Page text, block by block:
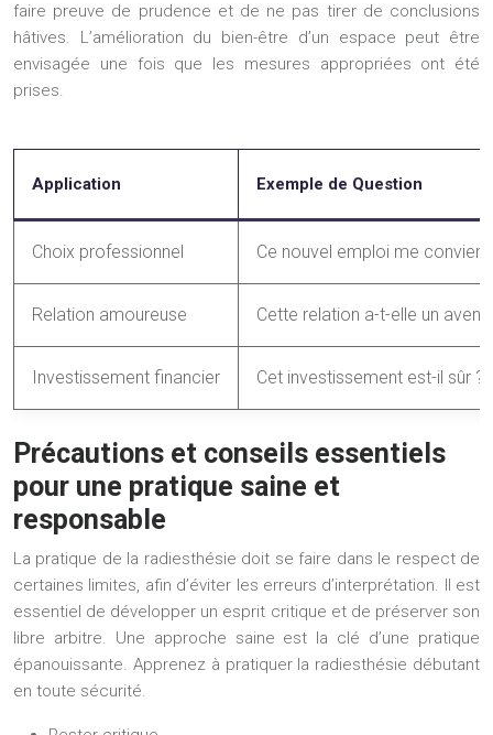
faire preuve de prudence et de ne pas tirer de conclusions
hâtives. L’amélioration du bien-être d’un espace peut être
envisagée une fois que les mesures appropriées ont été
prises.
Application Exemple de Question
Choix professionnel Ce nouvel emploi me
Relation amoureuse Cette relation a-t-elle un avenir
Investissement financier Cet investissement est-il sûr ?
Précautions et conseils essentiels
pour une pratique saine et
responsable
La pratique de la radiesthésie doit se faire dans le respect de
certaines limites, afin d’éviter les erreurs d’interprétation. Il est
essentiel de développer un esprit critique et de préserver son
libre arbitre. Une approche saine est la clé d’une pratique
épanouissante. Apprenez à pratiquer la radiesthésie débutant
en toute sécurité.